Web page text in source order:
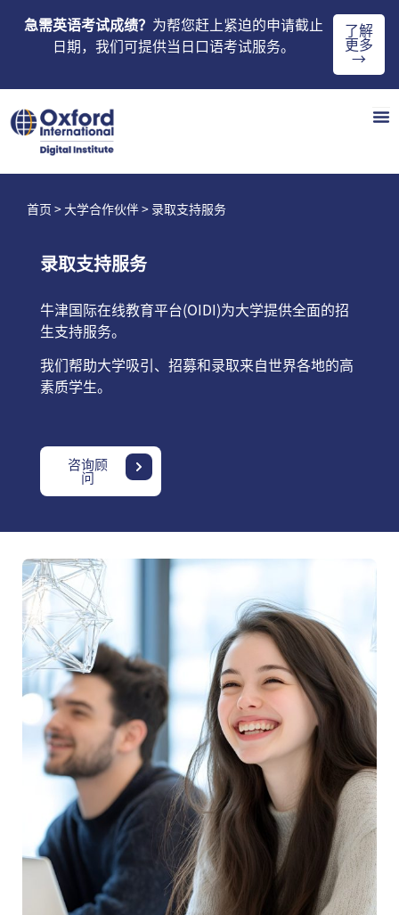
急需英语考试成绩？ 为帮您赶上紧迫的申请截止
日期，我们可提供当日口语考试服务。
了解
更多
→
首页 > 大学合作伙伴 > 录取支持服务
录取支持服务
牛津国际在线教育平台(OIDI)为大学提供全面的招
生支持服务。
我们帮助大学吸引、招募和录取来自世界各地的高
素质学生。
咨询顾
问